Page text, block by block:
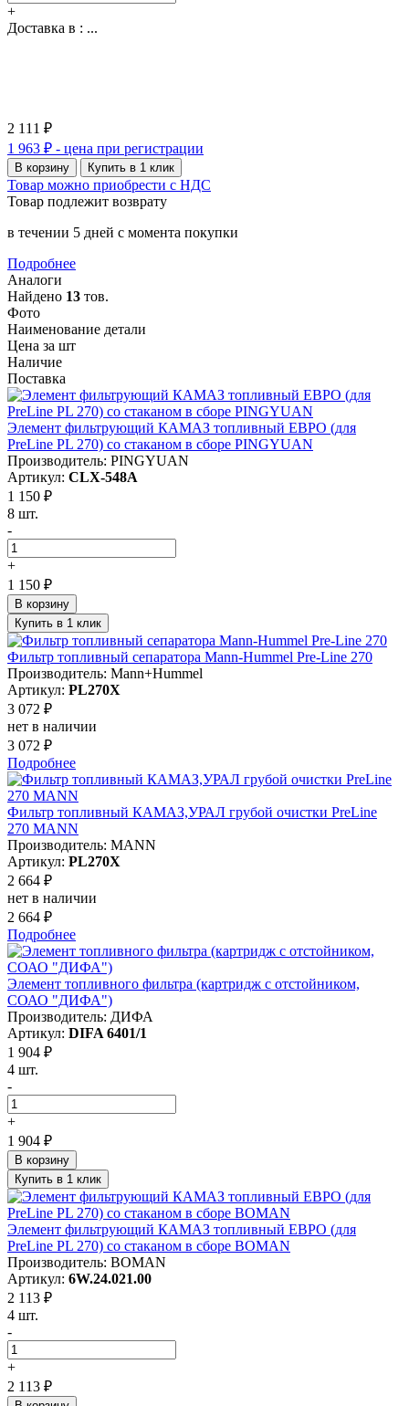
+
Доставка в : ...
2 111 ₽
1 963 ₽ - цена при регистрации
В корзину Купить в 1 клик
Товар можно приобрести с НДС
Товар подлежит возврату
в течении 5 дней с момента покупки
Подробнее
Аналоги
Найдено 13 тов.
Фото
Наименование детали
Цена за шт
Наличие
Поставка
Элемент фильтрующий КАМАЗ топливный ЕВРО (для
PreLine PL 270) со стаканом в сборе PINGYUAN
Производитель: PINGYUAN
Артикул: CLX-548A
1 150 ₽
8 шт.
-
+
1 150 ₽
В корзину
Купить в 1 клик
Фильтр топливный сепаратора Mann-Hummel Pre-Line 270
Производитель: Mann+Hummel
Артикул: PL270X
3 072 ₽
нет в наличии
3 072 ₽
Подробнее
Фильтр топливный КАМАЗ,УРАЛ грубой очистки PreLine
270 MANN
Производитель: MANN
Артикул: PL270X
2 664 ₽
нет в наличии
2 664 ₽
Подробнее
Элемент топливного фильтра (картридж с отстойником,
СОАО "ДИФА")
Производитель: ДИФА
Артикул: DIFA 6401/1
1 904 ₽
4 шт.
-
+
1 904 ₽
В корзину
Купить в 1 клик
Элемент фильтрующий КАМАЗ топливный ЕВРО (для
PreLine PL 270) со стаканом в сборе BOMAN
Производитель: BOMAN
Артикул: 6W.24.021.00
2 113 ₽
4 шт.
-
+
2 113 ₽